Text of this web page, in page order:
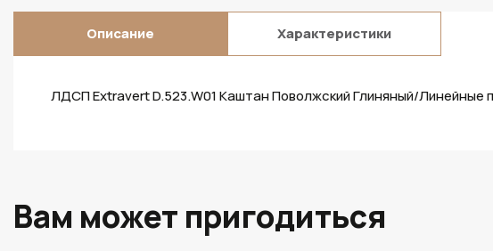
Описание Характеристики
ЛДСП Extravert D.523.W01 Каштан Поволжский Глиняный/Линейные
Вам может пригодиться